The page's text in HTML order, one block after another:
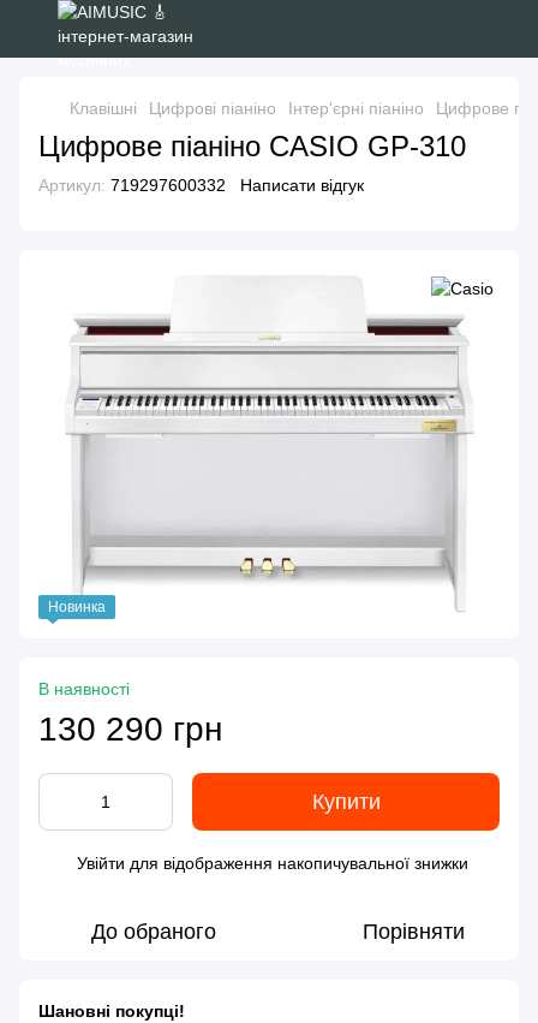
Клавішні Цифрові піаніно Інтер'єрні піаніно Цифрове
Цифрове піаніно CASIO GP-310
Артикул: 719297600332 Написати відгук
Новинка
В наявності
130 290 грн
Купити
Увійти для відображення накопичувальної знижки
До обраного Порівняти
Шановні покупці!